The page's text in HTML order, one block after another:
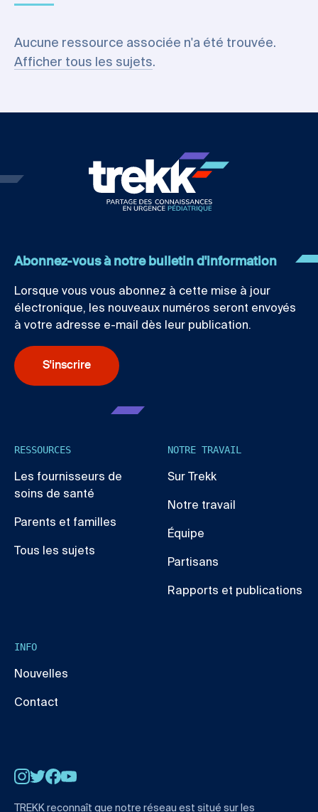
Aucune ressource associée n'a été trouvée.
Afficher tous les sujets.
Abonnez-vous à notre bulletin d'information
Lorsque vous vous abonnez à cette mise à jour
électronique, les nouveaux numéros seront envoyés
à votre adresse e-mail dès leur publication.
S'inscrire
RESSOURCES
Les fournisseurs de
soins de santé
Parents et familles
Tous les sujets
NOTRE TRAVAIL
Sur Trekk
Notre travail
Équipe
Partisans
Rapports et publications
INFO
Nouvelles
Contact
Instagram
Twitter
Facebook
TREKK reconnaît que notre réseau est situé sur les